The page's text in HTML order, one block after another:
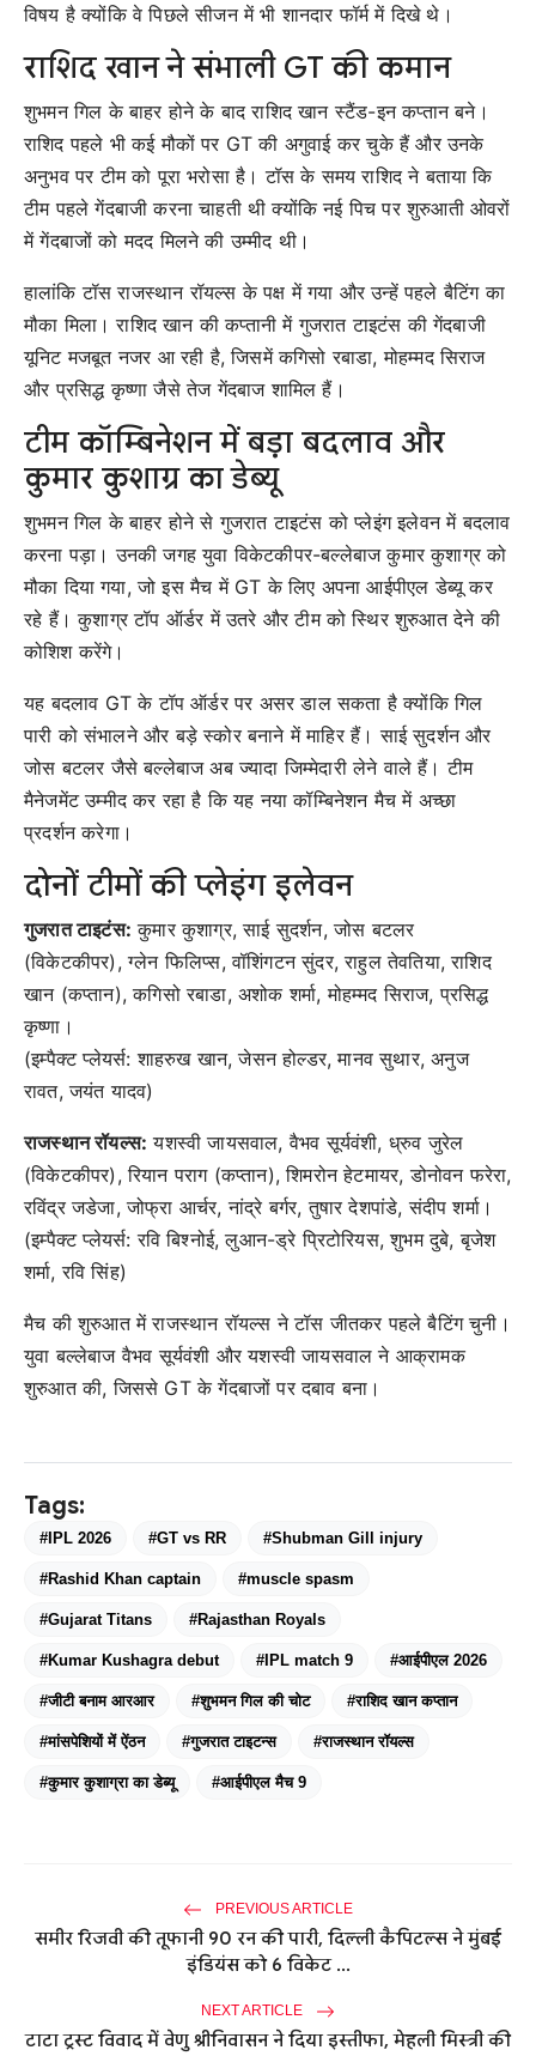
विषय है क्योंकि वे पिछले सीजन में भी शानदार फॉर्म में दिखे थे।
राशिद खान ने संभाली GT की कमान
शुभमन गिल के बाहर होने के बाद राशिद खान स्टैंड-इन कप्तान बने।
राशिद पहले भी कई मौकों पर GT की अगुवाई कर चुके हैं और उनके
अनुभव पर टीम को पूरा भरोसा है। टॉस के समय राशिद ने बताया कि
टीम पहले गेंदबाजी करना चाहती थी क्योंकि नई पिच पर शुरुआती ओवरों
में गेंदबाजों को मदद मिलने की उम्मीद थी।
हालांकि टॉस राजस्थान रॉयल्स के पक्ष में गया और उन्हें पहले बैटिंग का
मौका मिला। राशिद खान की कप्तानी में गुजरात टाइटंस की गेंदबाजी
यूनिट मजबूत नजर आ रही है, जिसमें कगिसो रबाडा, मोहम्मद सिराज
और प्रसिद्ध कृष्णा जैसे तेज गेंदबाज शामिल हैं।
टीम कॉम्बिनेशन में बड़ा बदलाव और
कुमार कुशाग्र का डेब्यू
शुभमन गिल के बाहर होने से गुजरात टाइटंस को प्लेइंग इलेवन में बदलाव
करना पड़ा। उनकी जगह युवा विकेटकीपर-बल्लेबाज कुमार कुशाग्र को
मौका दिया गया, जो इस मैच में GT के लिए अपना आईपीएल डेब्यू कर
रहे हैं। कुशाग्र टॉप ऑर्डर में उतरे और टीम को स्थिर शुरुआत देने की
कोशिश करेंगे।
यह बदलाव GT के टॉप ऑर्डर पर असर डाल सकता है क्योंकि गिल
पारी को संभालने और बड़े स्कोर बनाने में माहिर हैं। साई सुदर्शन और
जोस बटलर जैसे बल्लेबाज अब ज्यादा जिम्मेदारी लेने वाले हैं। टीम
मैनेजमेंट उम्मीद कर रहा है कि यह नया कॉम्बिनेशन मैच में अच्छा
प्रदर्शन करेगा।
दोनों टीमों की प्लेइंग इलेवन
गुजरात टाइटंस: कुमार कुशाग्र, साई सुदर्शन, जोस बटलर
(विकेटकीपर), ग्लेन फिलिप्स, वॉशिंगटन सुंदर, राहुल तेवतिया, राशिद
खान (कप्तान), कगिसो रबाडा, अशोक शर्मा, मोहम्मद सिराज, प्रसिद्ध
कृष्णा।
(इम्पैक्ट प्लेयर्स: शाहरुख खान, जेसन होल्डर, मानव सुथार, अनुज
रावत, जयंत यादव)
राजस्थान रॉयल्स: यशस्वी जायसवाल, वैभव सूर्यवंशी, ध्रुव जुरेल
(विकेटकीपर), रियान पराग (कप्तान), शिमरोन हेटमायर, डोनोवन फरेरा,
रविंद्र जडेजा, जोफ्रा आर्चर, नांद्रे बर्गर, तुषार देशपांडे, संदीप शर्मा।
(इम्पैक्ट प्लेयर्स: रवि बिश्नोई, लुआन-ड्रे प्रिटोरियस, शुभम दुबे, बृजेश
शर्मा, रवि सिंह)
मैच की शुरुआत में राजस्थान रॉयल्स ने टॉस जीतकर पहले बैटिंग चुनी।
युवा बल्लेबाज वैभव सूर्यवंशी और यशस्वी जायसवाल ने आक्रामक
शुरुआत की, जिससे GT के गेंदबाजों पर दबाव बना।
Tags:
#IPL 2026 #GT vs RR #Shubman Gill injury
#Rashid Khan captain #muscle spasm
#Gujarat Titans #Rajasthan Royals
#Kumar Kushagra debut #IPL match 9 #आईपीएल 2026
#जीटी बनाम आरआर #शुभमन गिल की चोट #राशिद खान कप्तान
#मांसपेशियों में ऐंठन #गुजरात टाइटन्स #राजस्थान रॉयल्स
#कुमार कुशाग्रा का डेब्यू #आईपीएल मैच 9
PREVIOUS ARTICLE
समीर रिजवी की तूफानी 90 रन की पारी, दिल्ली कैपिटल्स ने मुंबई
इंडियंस को 6 विकेट ...
NEXT ARTICLE
टाटा ट्रस्ट विवाद में वेणु श्रीनिवासन ने दिया इस्तीफा, मेहली मिस्त्री की